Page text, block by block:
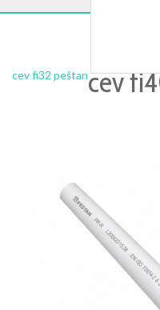
cev fi32 peštancev